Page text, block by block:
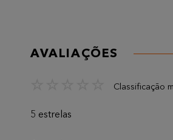
AVALIAÇÕES
Classificação
5 estrelas